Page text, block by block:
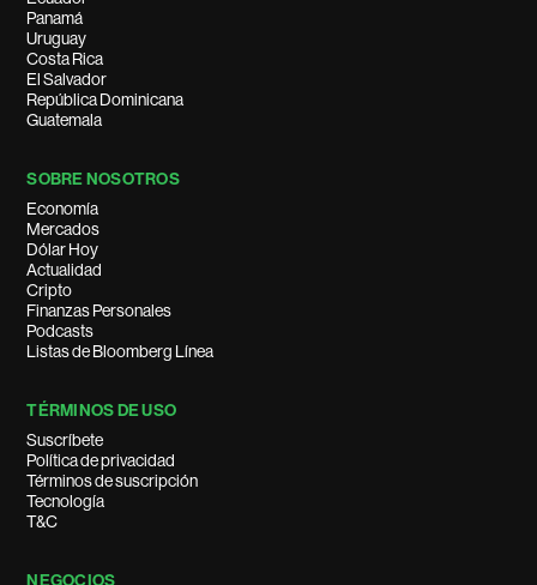
Panamá
Uruguay
Costa Rica
El Salvador
República Dominicana
Guatemala
SOBRE NOSOTROS
Economía
Mercados
Dólar Hoy
Actualidad
Cripto
Finanzas Personales
Podcasts
Listas de Bloomberg Línea
TÉRMINOS DE USO
Suscríbete
Política de privacidad
Términos de suscripción
Tecnología
T&C
NEGOCIOS